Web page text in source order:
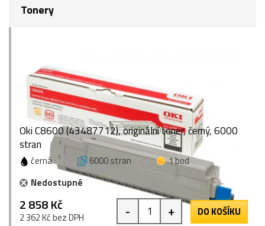
Tonery
Oki C8600 (43487712), originální toner, černý, 6000
stran
černá 6000 stran
1 bod
Nedostupné
2 858 Kč
2 362 Kč bez DPH - + DO KOŠÍKU